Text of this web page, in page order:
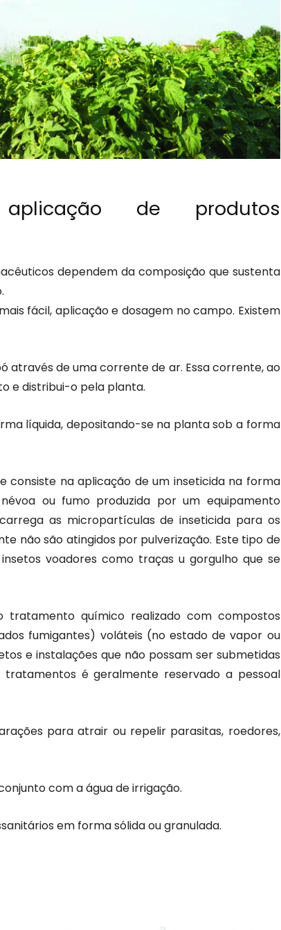
de produtos
dependem da composição que sustenta
fácil, aplicação e dosagem no campo. Existem
através de uma corrente de ar. Essa corrente, ao
e distribui-o pela planta.
líquida, depositando-se na planta sob a forma
consiste na aplicação de um inseticida na forma
ou fumo produzida por um equipamento
as micropartículas de inseticida para os
não são atingidos por pulverização. Este tipo de
voadores como traças u gorgulho que se
tratamento químico realizado com compostos
fumigantes) voláteis (no estado de vapor ou
e instalações que não possam ser submetidas
é geralmente reservado a pessoal
para atrair ou repelir parasitas, roedores,
com a água de irrigação.
em forma sólida ou granulada.